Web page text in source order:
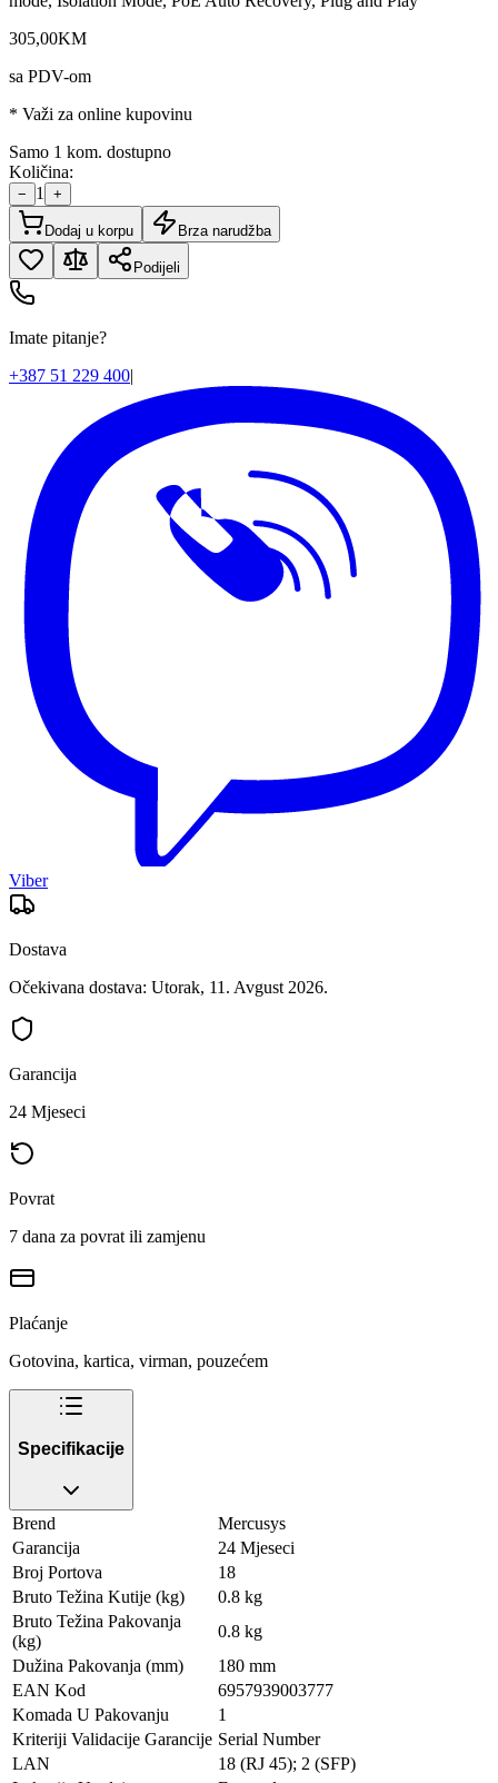
305,00KM
sa PDV-om
* Važi za online kupovinu
Samo 1 kom. dostupno
Količina:
− 1 +
Dodaj u korpu Brza narudžba
Podijeli
Imate pitanje?
+387 51 229 400|
Viber
Dostava
Očekivana dostava: Utorak, 11. Avgust 2026.
Garancija
24 Mjeseci
Povrat
7 dana za povrat ili zamjenu
Plaćanje
Gotovina, kartica, virman, pouzećem
Specifikacije
Brend
Mercusys
Garancija
24 Mjeseci
Broj Portova
18
Bruto Težina Kutije (kg)
0.8 kg
Bruto Težina Pakovanja
(kg)
0.8 kg
Dužina Pakovanja (mm)
180 mm
EAN Kod
6957939003777
Komada U Pakovanju
1
Kriteriji Validacije Garancije Serial Number
LAN
18 (RJ 45); 2 (SFP)